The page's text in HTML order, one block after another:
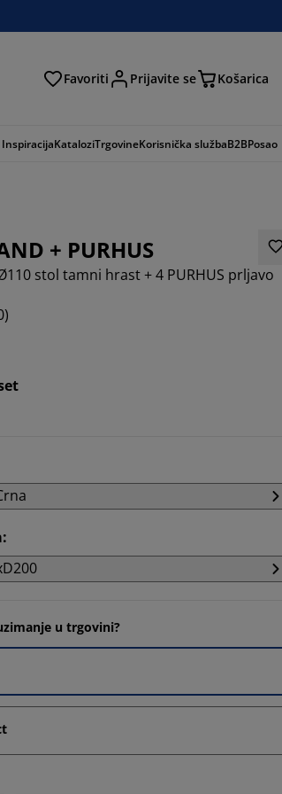
Favoriti Prijavite se Košarica
InspiracijaKataloziTrgovineKorisnička službaB2BPosao
+ PURHUS
stol tamni hrast + 4 PURHUS prljavo
)
:
u trgovini?